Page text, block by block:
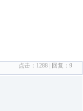
点击： 1288 | 回复： 9